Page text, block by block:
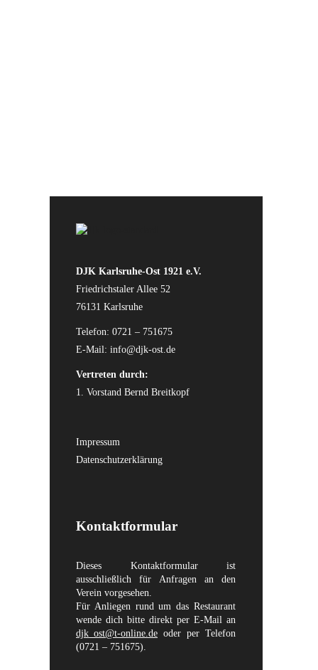
DJK Karlsruhe-Ost 1921 e.V.
Friedrichstaler Allee 52
76131 Karlsruhe
Telefon: 0721 – 751675
E-Mail: info@djk-ost.de
Vertreten durch:
1. Vorstand Bernd Breitkopf
Impressum
Datenschutzerklärung
Kontaktformular
Dieses Kontaktformular ist
ausschließlich für Anfragen an den
Verein vorgesehen.
Für Anliegen rund um das Restaurant
wende dich bitte direkt per E-Mail an
djk_ost@t-online.de oder per Telefon
(0721 – 751675).